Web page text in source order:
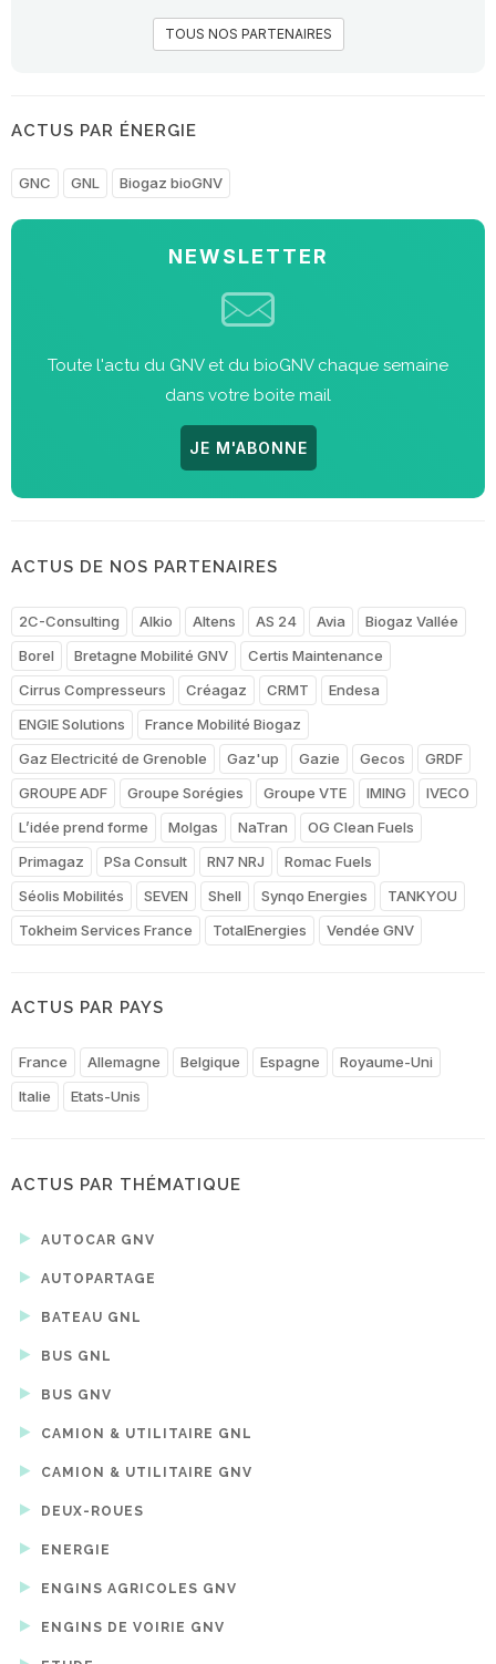
TOUS NOS PARTENAIRES
ACTUS PAR ÉNERGIE
GNC GNL Biogaz bioGNV
NEWSLETTER
Toute l'actu du GNV et du bioGNV chaque semaine
dans votre boite mail
JE M'ABONNE
ACTUS DE NOS PARTENAIRES
2C-Consulting Alkio Altens AS 24 Avia
Biogaz Vallée
Borel
Bretagne Mobilité GNV
Certis Maintenance
Cirrus Compresseurs
Créagaz CRMT
Endesa
ENGIE Solutions
France Mobilité Biogaz
Gaz Electricité de Grenoble
Gaz'up Gazie Gecos
GRDF
GROUPE ADF
Groupe Sorégies Groupe VTE IMING
IVECO
L’idée prend forme
Molgas NaTran
OG Clean Fuels
Primagaz
PSa Consult RN7 NRJ
Romac Fuels
Séolis Mobilités
SEVEN Shell Synqo Energies
TANKYOU
Tokheim Services France
TotalEnergies Vendée GNV
ACTUS PAR PAYS
France Allemagne Belgique Espagne
Royaume-Uni
Italie
Etats-Unis
ACTUS PAR THÉMATIQUE
AUTOCAR GNV
AUTOPARTAGE
BATEAU GNL
BUS GNL
BUS GNV
CAMION & UTILITAIRE GNL
CAMION & UTILITAIRE GNV
DEUX-ROUES
ENERGIE
ENGINS AGRICOLES GNV
ENGINS DE VOIRIE GNV